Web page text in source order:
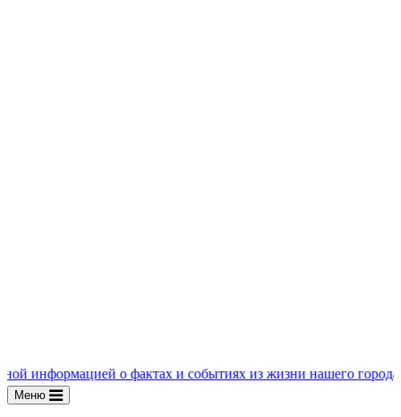
о фактах и событиях из жизни нашего города, пишите
Меню